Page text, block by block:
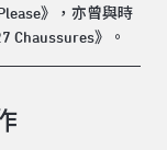
》，亦曾與時
Chaussures》。